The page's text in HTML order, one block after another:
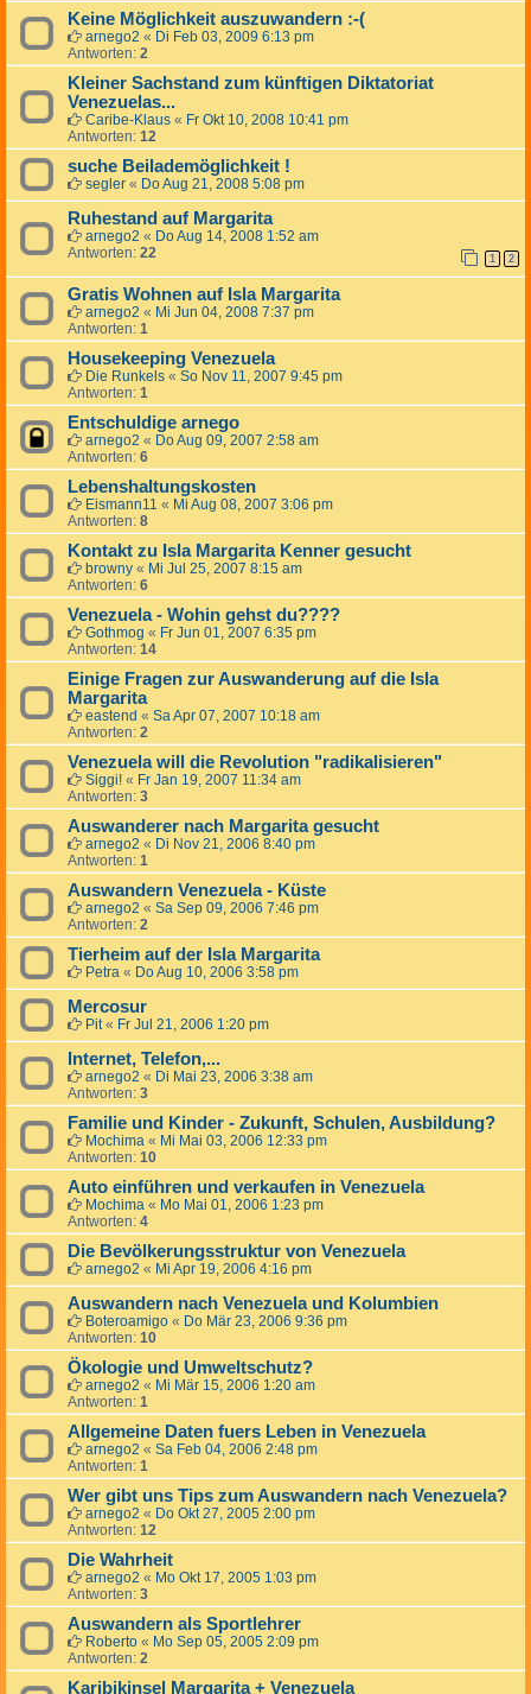
Keine Möglichkeit auszuwandern :-(
arnego2 « Di Feb 03, 2009 6:13 pm
Antworten: 2
Kleiner Sachstand zum künftigen Diktatoriat
Venezuelas...
Caribe-Klaus « Fr Okt 10, 2008 10:41 pm
Antworten: 12
suche Beilademöglichkeit !
segler « Do Aug 21, 2008 5:08 pm
Ruhestand auf Margarita
arnego2 « Do Aug 14, 2008 1:52 am
Antworten: 22 1 2
Gratis Wohnen auf Isla Margarita
arnego2 « Mi Jun 04, 2008 7:37 pm
Antworten: 1
Housekeeping Venezuela
Die Runkels « So Nov 11, 2007 9:45 pm
Antworten: 1
Entschuldige arnego
arnego2 « Do Aug 09, 2007 2:58 am
Antworten: 6
Lebenshaltungskosten
Eismann11 « Mi Aug 08, 2007 3:06 pm
Antworten: 8
Kontakt zu Isla Margarita Kenner gesucht
browny « Mi Jul 25, 2007 8:15 am
Antworten: 6
Venezuela - Wohin gehst du????
Gothmog « Fr Jun 01, 2007 6:35 pm
Antworten: 14
Einige Fragen zur Auswanderung auf die Isla
Margarita
eastend « Sa Apr 07, 2007 10:18 am
Antworten: 2
Venezuela will die Revolution "radikalisieren"
Siggi! « Fr Jan 19, 2007 11:34 am
Antworten: 3
Auswanderer nach Margarita gesucht
arnego2 « Di Nov 21, 2006 8:40 pm
Antworten: 1
Auswandern Venezuela - Küste
arnego2 « Sa Sep 09, 2006 7:46 pm
Antworten: 2
Tierheim auf der Isla Margarita
Petra « Do Aug 10, 2006 3:58 pm
Mercosur
Pit« Fr Jul 21, 2006 1:20 pm
Internet, Telefon,...
arnego2 « Di Mai 23, 2006 3:38 am
Antworten: 3
Familie und Kinder - Zukunft, Schulen, Ausbildung?
Mochima « Mi Mai 03, 2006 12:33 pm
Antworten: 10
Auto einführen und verkaufen in Venezuela
Mochima « Mo Mai 01, 2006 1:23 pm
Antworten: 4
Die Bevölkerungsstruktur von Venezuela
arnego2 « Mi Apr 19, 2006 4:16 pm
Auswandern nach Venezuela und Kolumbien
Boteroamigo « Do Mär 23, 2006 9:36 pm
Antworten: 10
Ökologie und Umweltschutz?
arnego2 « Mi Mär 15, 2006 1:20 am
Antworten: 1
Allgemeine Daten fuers Leben in Venezuela
arnego2 « Sa Feb 04, 2006 2:48 pm
Antworten: 1
Wer gibt uns Tips zum Auswandern nach Venezuela?
arnego2 « Do Okt 27, 2005 2:00 pm
Antworten: 12
Die Wahrheit
arnego2 « Mo Okt 17, 2005 1:03 pm
Antworten: 3
Auswandern als Sportlehrer
Roberto « Mo Sep 05, 2005 2:09 pm
Antworten: 2
Karibikinsel Margarita + Venezuela